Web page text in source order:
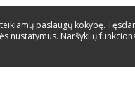
paslaugų kokybę.
nustatymus. Naršyklių